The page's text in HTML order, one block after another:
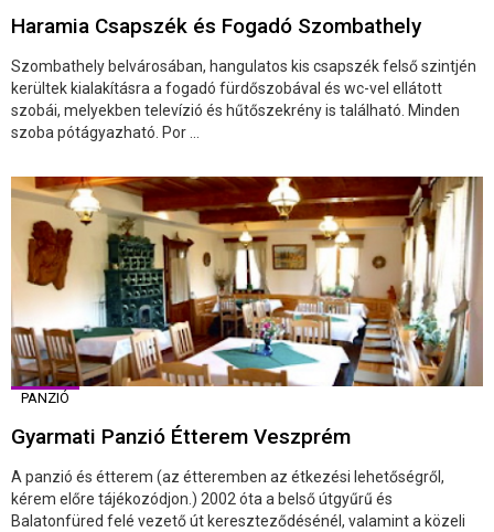
Haramia Csapszék és Fogadó Szombathely
Szombathely belvárosában, hangulatos kis csapszék felső szintjén
kerültek kialakításra a fogadó fürdőszobával és wc-vel ellátott
szobái, melyekben televízió és hűtőszekrény is található. Minden
szoba pótágyazható. Por ...
PANZIÓ
Gyarmati Panzió Étterem Veszprém
A panzió és étterem (az étteremben az étkezési lehetőségről,
kérem előre tájékozódjon.) 2002 óta a belső útgyűrű és
Balatonfüred felé vezető út kereszteződésénél, valamint a közeli